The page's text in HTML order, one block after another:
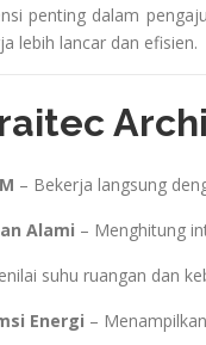
penting dalam
lebih lancar dan efisien.
– Bekerja langsung
Alami – Menghitung
suhu ruangan dan
Energi –